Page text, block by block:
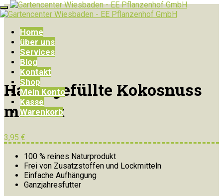
Home
über uns
Services
Blog
Kontakt
Shop
Mein Konto
Kasse
Warenkorb
Halbe gefüllte Kokosnuss
mit Fett
3,95 €
100 % reines Naturprodukt
Frei von Zusatzstoffen und Lockmitteln
Einfache Aufhängung
Ganzjahresfutter